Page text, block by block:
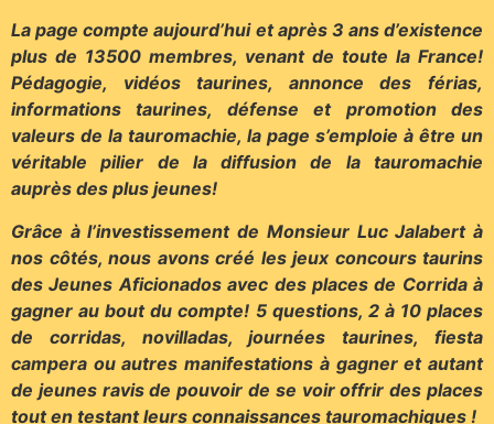
La page compte aujourd’hui et après 3 ans d’existence
plus de 13500 membres, venant de toute la France!
Pédagogie, vidéos taurines, annonce des férias,
informations taurines, défense et promotion des
valeurs de la tauromachie, la page s’emploie à être un
véritable pilier de la diffusion de la tauromachie
auprès des plus jeunes!
Grâce à l’investissement de Monsieur Luc Jalabert à
nos côtés, nous avons créé les jeux concours taurins
des Jeunes Aficionados avec des places de Corrida à
gagner au bout du compte! 5 questions, 2 à 10 places
de corridas, novilladas, journées taurines, fiesta
campera ou autres manifestations à gagner et autant
de jeunes ravis de pouvoir de se voir offrir des places
tout en testant leurs connaissances tauromachiques !